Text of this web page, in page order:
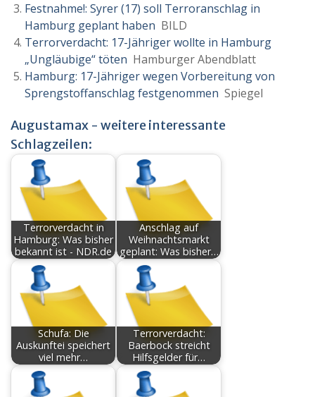
Festnahme!: Syrer (17) soll Terroranschlag in
Hamburg geplant haben BILD
Terrorverdacht: 17-Jähriger wollte in Hamburg
„Ungläubige“ töten Hamburger Abendblatt
Hamburg: 17-Jähriger wegen Vorbereitung von
Sprengstoffanschlag festgenommen Spiegel
Augustamax - weitere interessante
Schlagzeilen:
Terrorverdacht in
Hamburg: Was bisher
bekannt ist - NDR.de
Anschlag auf
Weihnachtsmarkt
geplant: Was bisher…
Schufa: Die
Auskunftei speichert
viel mehr…
Terrorverdacht:
Baerbock streicht
Hilfsgelder für…